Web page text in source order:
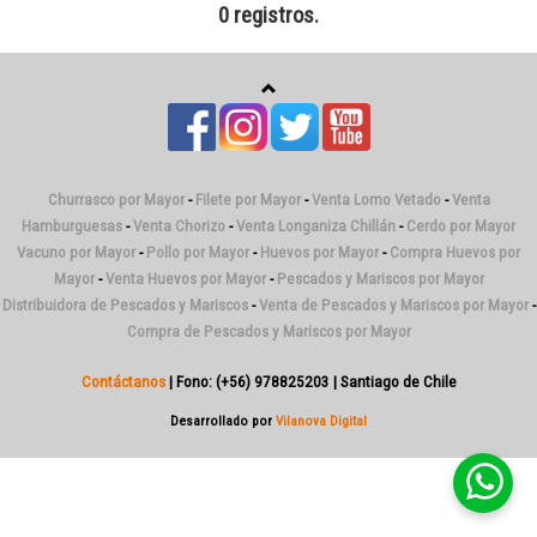
0 registros.
Churrasco por Mayor- Filete por Mayor-Venta Lomo Vetado-Venta
Hamburguesas -Venta Chorizo -Venta Longaniza Chillán - Cerdo por Mayor
Vacuno por Mayor - Pollo por Mayor - Huevos por Mayor - Compra Huevos por
Mayor-Venta Huevos por Mayor- Pescados y Mariscos por Mayor
Distribuidora de Pescados y Mariscos-Venta de Pescados y Mariscos por Mayor-
Compra de Pescados y Mariscos por Mayor
Contáctanos| Fono: (+56) 978825203 | Santiago de Chile
Desarrollado por Vilanova Digital